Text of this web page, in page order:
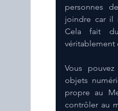
personnes
joindre car il
Cela fait du
véritablement
Vous
objets
propre au
contrôler au